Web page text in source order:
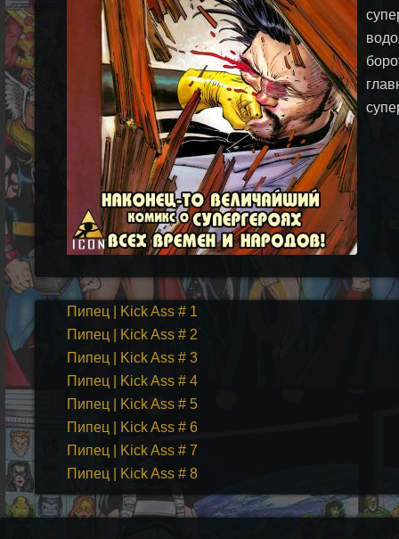
Пипец | Kick Ass # 1
Пипец | Kick Ass # 2
Пипец | Kick Ass # 3
Пипец | Kick Ass # 4
Пипец | Kick Ass # 5
Пипец | Kick Ass # 6
Пипец | Kick Ass # 7
Пипец | Kick Ass # 8